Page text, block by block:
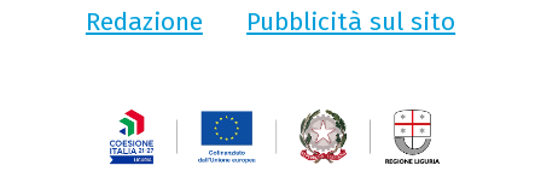
Redazione
Pubblicità sul sito